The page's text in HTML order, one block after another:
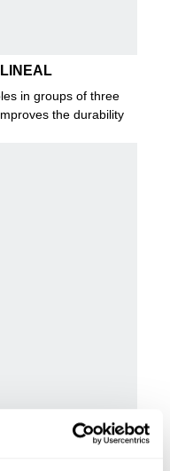
in groups of three
the durability